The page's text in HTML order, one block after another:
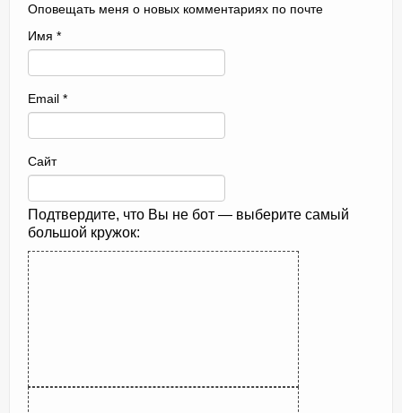
Оповещать меня о новых комментариях по почте
Имя *
Email *
Сайт
Подтвердите, что Вы не бот — выберите самый
большой кружок: